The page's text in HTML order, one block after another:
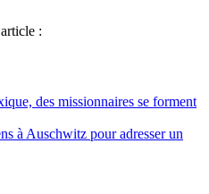
:
des missionnaires se forment
à Auschwitz pour adresser un